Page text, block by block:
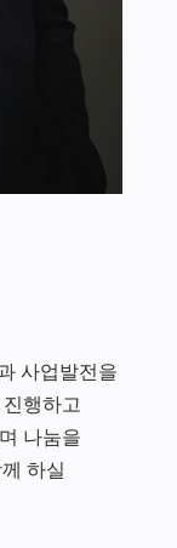
사업발전을
행하고
나눔을
하실